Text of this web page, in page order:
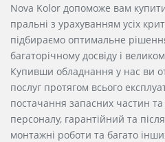
Nova Kolor допоможе вам
пральні з урахуванням усіх
підбираємо оптимальне
багаторічному досвіду і
Купивши обладнання у нас ви
послуг протягом всього
постачання запасних частин
персоналу, гарантійний та
монтажні роботи та багато